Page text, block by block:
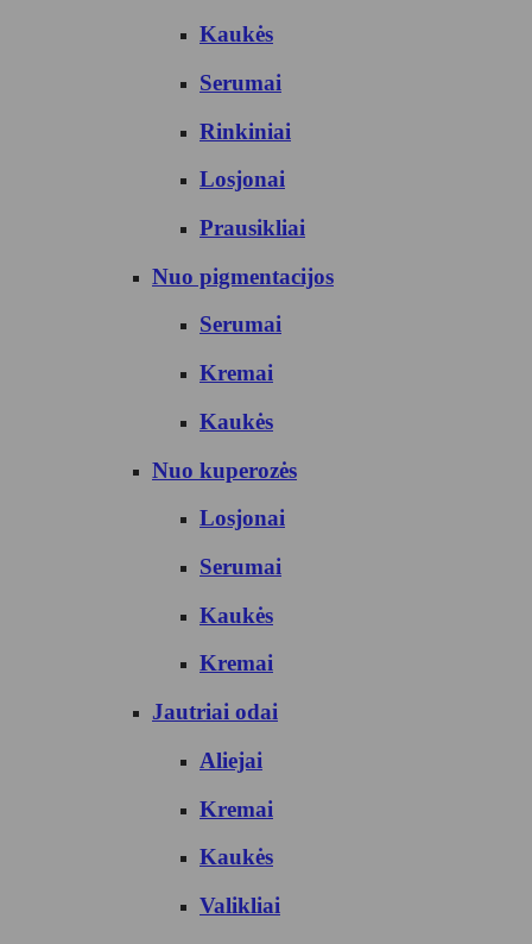
Kaukės
Serumai
Rinkiniai
Losjonai
Prausikliai
Nuo pigmentacijos
Serumai
Kremai
Kaukės
Nuo kuperozės
Losjonai
Serumai
Kaukės
Kremai
Jautriai odai
Aliejai
Kremai
Kaukės
Valikliai